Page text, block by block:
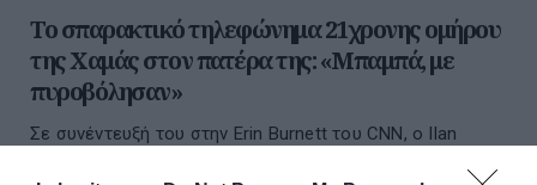
Το σπαρακτικό τηλεφώνημα 21χρονης ομήρου
της Χαμάς στον πατέρα της: «Μπαμπά, με
πυροβόλησαν»
Σε συνέντευξή του στην Erin Burnett του CNN, ο Ilan